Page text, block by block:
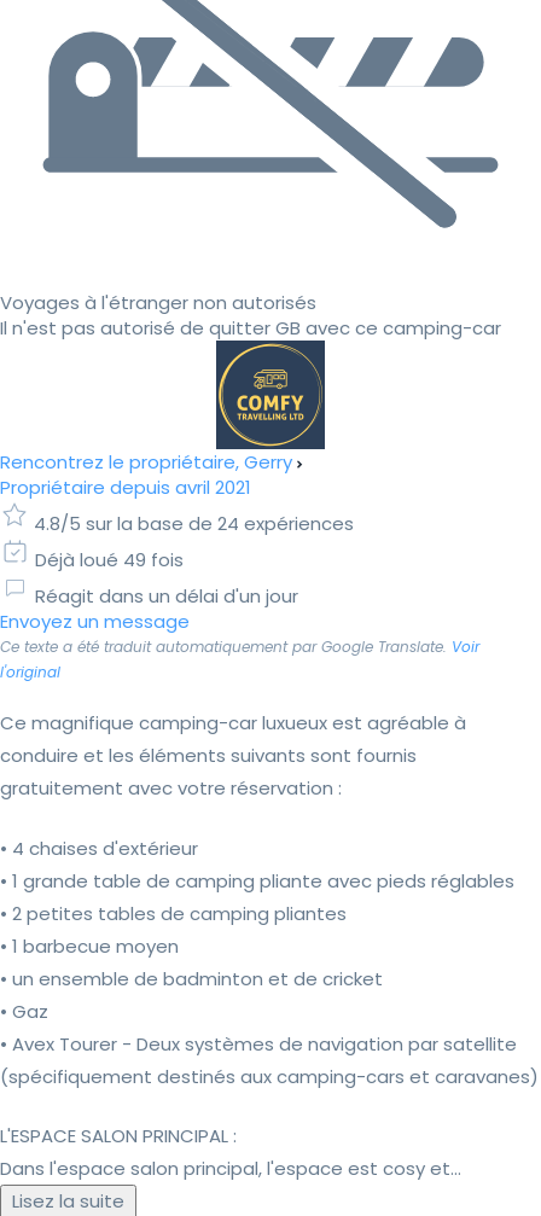
Voyages à l'étranger non autorisés
Il n'est pas autorisé de quitter GB avec ce camping-car
Rencontrez le propriétaire, Gerry
Propriétaire depuis avril 2021
4.8/5 sur la base de 24 expériences
Déjà loué 49 fois
Réagit dans un délai d'un jour
Envoyez un message
Ce texte a été traduit automatiquement par Google Translate. Voir
l'original
Ce magnifique camping-car luxueux est agréable à
conduire et les éléments suivants sont fournis
gratuitement avec votre réservation :
• 4 chaises d'extérieur
• 1 grande table de camping pliante avec pieds réglables
• 2 petites tables de camping pliantes
• 1 barbecue moyen
• un ensemble de badminton et de cricket
• Gaz
• Avex Tourer - Deux systèmes de navigation par satellite
(spécifiquement destinés aux camping-cars et caravanes)
L'ESPACE SALON PRINCIPAL :
Dans l'espace salon principal, l'espace est cosy et...
Lisez la suite